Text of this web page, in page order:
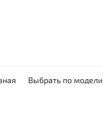
Выбрать по модели